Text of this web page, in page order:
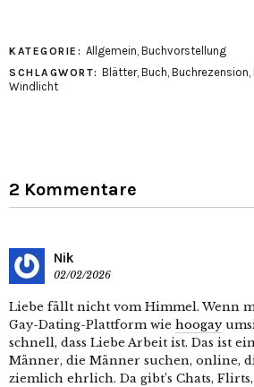
KATEGORIE: Allgemein Buchvorstellung
SCHLAGWORT: Blätter, Buch Buchrezension
Windlicht
2 Kommentare
Nik
02/02/2026
Liebe fällt nicht vom Himmel. Wenn
Gay-Dating-Plattform wie hoogay
schnell, dass Liebe Arbeit ist. Das ist
Männer, die Männer suchen, online,
ziemlich ehrlich. Da gibt’s Chats,